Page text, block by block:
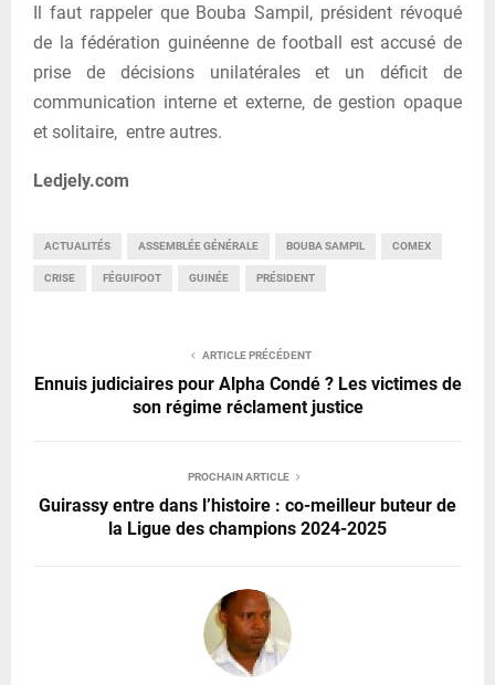
Il faut rappeler que Bouba Sampil, président révoqué
de la fédération guinéenne de football est accusé de
prise de décisions unilatérales et un déficit de
communication interne et externe, de gestion opaque
et solitaire, entre autres.
Ledjely.com
ACTUALITÉS ASSEMBLÉE GÉNÉRALE BOUBA SAMPIL COMEX
CRISE FÉGUIFOOT GUINÉE PRÉSIDENT
ARTICLE PRÉCÉDENT
Ennuis judiciaires pour Alpha Condé ? Les victimes de
son régime réclament justice
PROCHAIN ARTICLE
Guirassy entre dans l’histoire : co-meilleur buteur de
la Ligue des champions 2024-2025